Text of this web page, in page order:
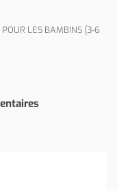
POUR LES BAMBINS (3-6